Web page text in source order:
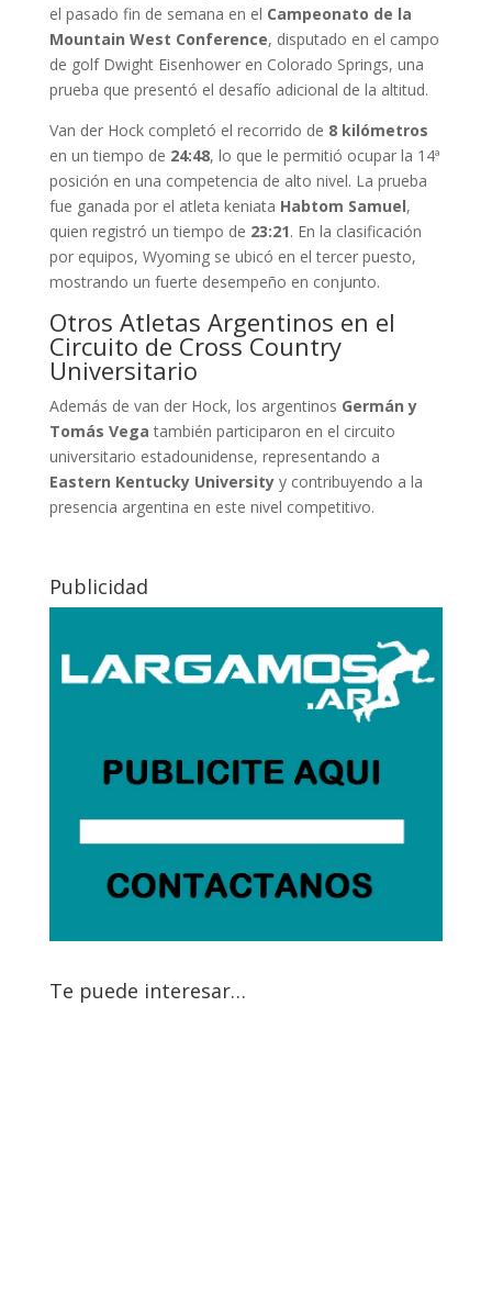
el pasado fin de semana en el Campeonato de la
Mountain West Conference, disputado en el campo
de golf Dwight Eisenhower en Colorado Springs, una
prueba que presentó el desafío adicional de la altitud.
Van der Hock completó el recorrido de 8 kilómetros
en un tiempo de 24:48, lo que le permitió ocupar la 14ª
posición en una competencia de alto nivel. La prueba
fue ganada por el atleta keniata Habtom Samuel,
quien registró un tiempo de 23:21. En la clasificación
por equipos, Wyoming se ubicó en el tercer puesto,
mostrando un fuerte desempeño en conjunto.
Otros Atletas Argentinos en el
Circuito de Cross Country
Universitario
Además de van der Hock, los argentinos Germán y
Tomás Vega también participaron en el circuito
universitario estadounidense, representando a
Eastern Kentucky Universityy contribuyendo a la
presencia argentina en este nivel competitivo.
Publicidad
Te puede interesar…